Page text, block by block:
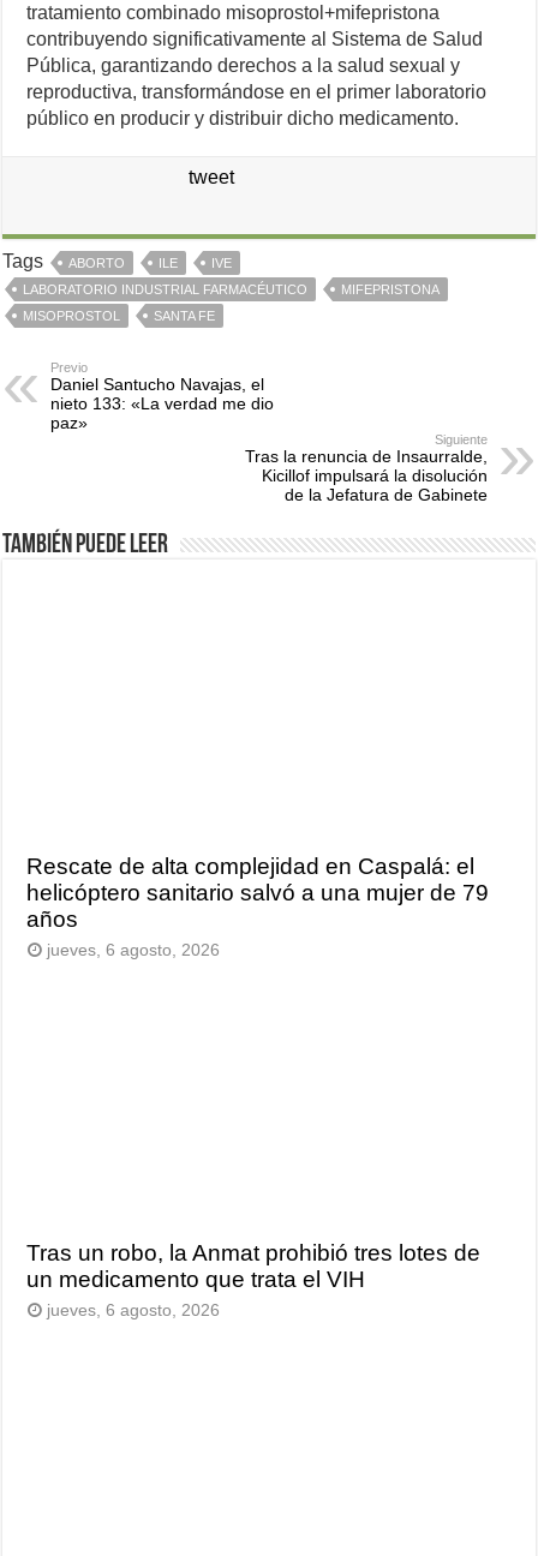
tratamiento combinado misoprostol+mifepristona
contribuyendo significativamente al Sistema de Salud
Pública, garantizando derechos a la salud sexual y
reproductiva, transformándose en el primer laboratorio
público en producir y distribuir dicho medicamento.
tweet
Tags ABORTO ILE
IVE
LABORATORIO INDUSTRIAL FARMACÉUTICO
MIFEPRISTONA
MISOPROSTOL
SANTA FE
Previo
Daniel Santucho Navajas, el
nieto 133: «La verdad me dio
paz»
Siguiente
Tras la renuncia de Insaurralde,
Kicillof impulsará la disolución
de la Jefatura de Gabinete
También puede leer
Rescate de alta complejidad en Caspalá: el
helicóptero sanitario salvó a una mujer de 79
años
jueves, 6 agosto, 2026
Tras un robo, la Anmat prohibió tres lotes de
un medicamento que trata el VIH
jueves, 6 agosto, 2026